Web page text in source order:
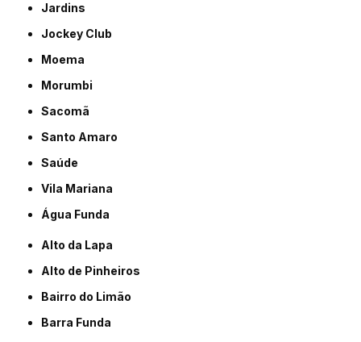
Jardins
Jockey Club
Moema
Morumbi
Sacomã
Santo Amaro
Saúde
Vila Mariana
Água Funda
Alto da Lapa
Alto de Pinheiros
Bairro do Limão
Barra Funda